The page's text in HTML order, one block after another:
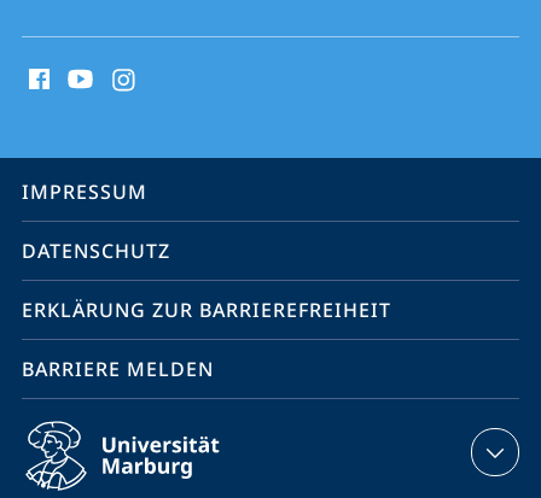
Media
Service-
Navigation
IMPRESSUM
DATENSCHUTZ
ERKLÄRUNG ZUR BARRIEREFREIHEIT
BARRIERE MELDEN